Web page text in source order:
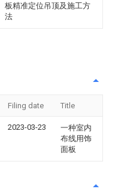
板精准定位吊顶及施工方
法
Filing date Title
2023-03-23
一种室内
布线用饰
面板